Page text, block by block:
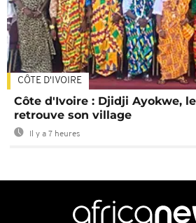
CÔTE D'IVOIRE
Côte d'Ivoire : Djidji Ayokwe,
retrouve son village
Il y a 7 heures